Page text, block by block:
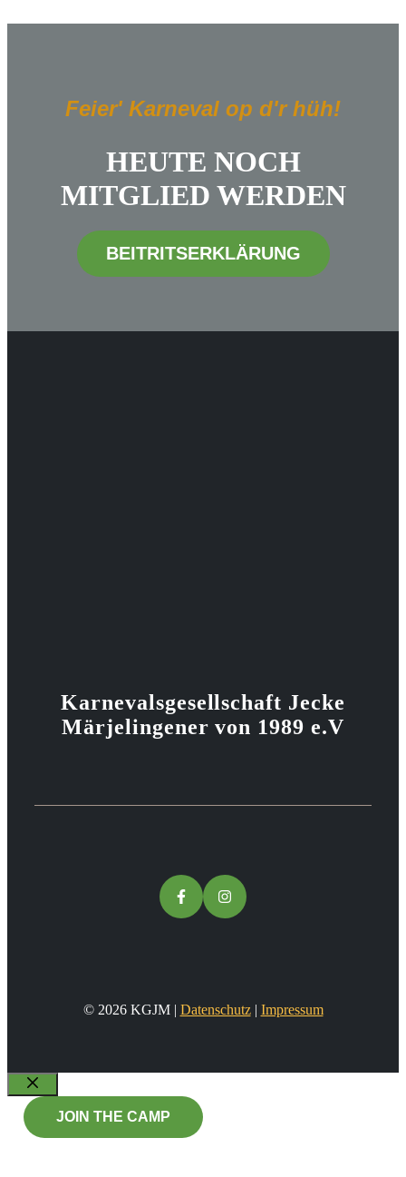
Feier' Karneval op d'r hüh!
HEUTE NOCH
MITGLIED WERDEN
BEITRITSERKLÄRUNG
Karnevalsgesellschaft Jecke
Märjelingener von 1989 e.V
© 2026 KGJM | Datenschutz| Impressum
Schließen
JOIN THE CAMP